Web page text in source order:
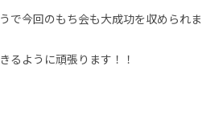
で今回のもち会も大成功を収められま
るように頑張ります！！